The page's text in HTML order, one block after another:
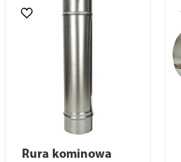
Rura kominowa